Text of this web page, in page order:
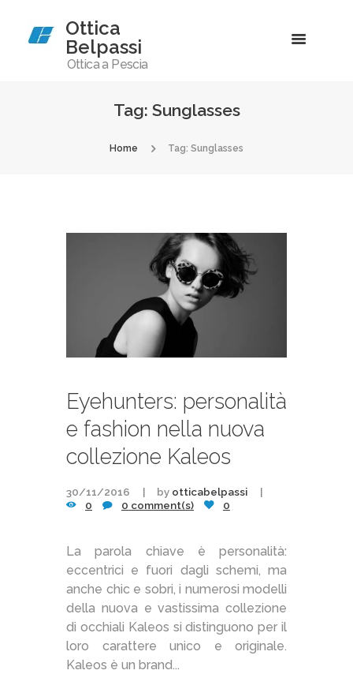
Ottica
Belpassi
Ottica a Pescia
Tag: Sunglasses
Home Tag: Sunglasses
Eyehunters: personalità
e fashion nella nuova
collezione Kaleos
30/11/2016 by otticabelpassi
0
0 comment(s) 0
La parola chiave è personalità:
eccentrici e fuori dagli schemi, ma
anche chic e sobri, i numerosi modelli
della nuova e vastissima collezione
di occhiali Kaleos si distinguono per il
loro carattere unico e originale.
Kaleos è un brand...